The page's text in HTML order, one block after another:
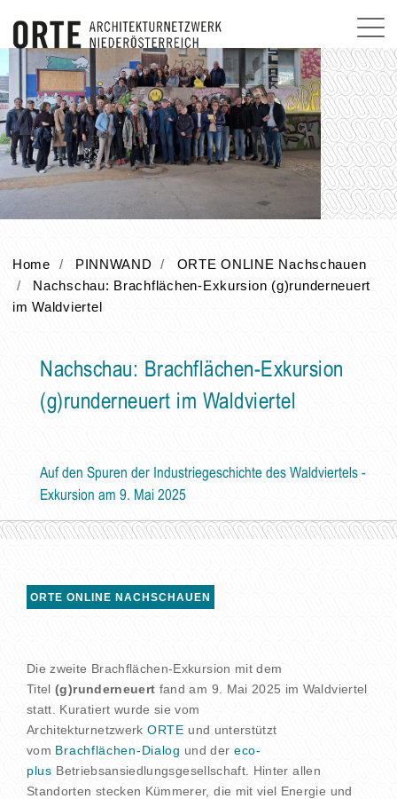
Home PINNWAND
ORTE ONLINE Nachschauen
Nachschau: Brachflächen-Exkursion (g)runderneuert
im Waldviertel
Nachschau: Brachflächen-Exkursion
(g)runderneuert im Waldviertel
Auf den Spuren der Industriegeschichte des Waldviertels -
Exkursion am 9. Mai 2025
ORTE ONLINE NACHSCHAUEN
Die zweite Brachflächen-Exkursion mit dem
Titel(g)runderneuert fand am 9. Mai 2025 im Waldviertel
statt. Kuratiert wurde sie vom
Architekturnetzwerk ORTE und unterstützt
vom Brachflächen-Dialog und der eco-
plus Betriebsansiedlungsgesellschaft. Hinter allen
Standorten stecken Kümmerer, die mit viel Energie und